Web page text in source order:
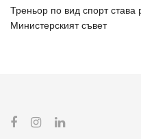
Треньор по вид спорт
Министерският съвет